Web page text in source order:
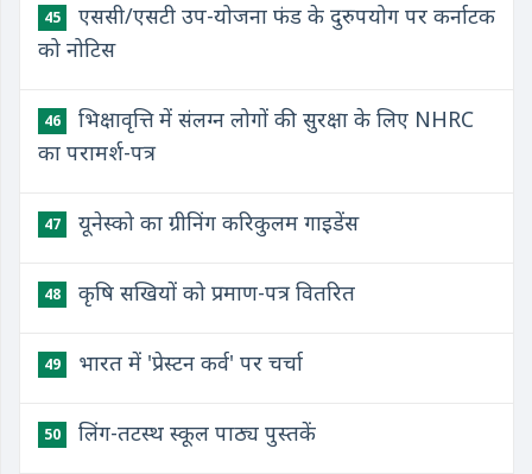
45
एससी/एसटी उप-योजना फंड के दुरुपयोग पर कर्नाटक
को नोटिस
46
भिक्षावृत्ति में संलग्न लोगों की सुरक्षा के लिए NHRC
का परामर्श-पत्र
47 ​यूनेस्को का ग्रीनिंग करिकुलम गाइडेंस
48 ​कृषि सखियों को प्रमाण-पत्र वितरित
49 ​​भारत में 'प्रेस्टन कर्व' पर चर्चा
50 ​लिंग-तटस्थ स्कूल पाठ्य पुस्तकें